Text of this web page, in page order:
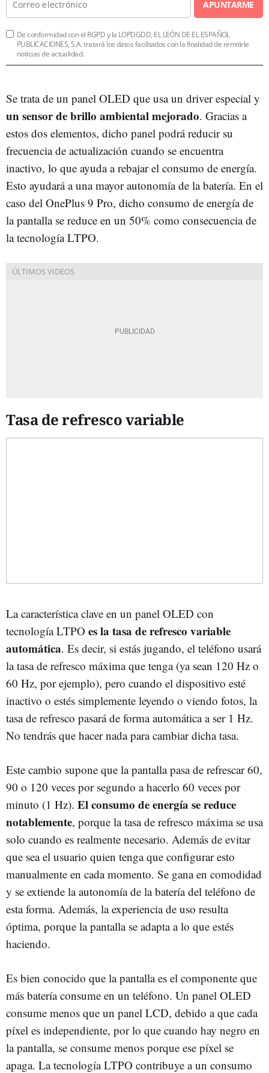
APUNTARME
De conformidad con el RGPD y la LOPDGDD, EL LEÓN DE EL ESPAÑOL
PUBLICACIONES, S.A. tratará los datos facilitados con la finalidad de remitirle
noticias de actualidad.
Se trata de un panel OLED que usa un driver especial y
un sensor de brillo ambiental mejorado. Gracias a
estos dos elementos, dicho panel podrá reducir su
frecuencia de actualización cuando se encuentra
inactivo, lo que ayuda a rebajar el consumo de energía.
Esto ayudará a una mayor autonomía de la batería. En el
caso del OnePlus 9 Pro, dicho consumo de energía de
la pantalla se reduce en un 50% como consecuencia de
la tecnología LTPO.
Tasa de refresco variable
La característica clave en un panel OLED con
tecnología LTPO es la tasa de refresco variable
automática. Es decir, si estás jugando, el teléfono usará
la tasa de refresco máxima que tenga (ya sean 120 Hz o
60 Hz, por ejemplo), pero cuando el dispositivo esté
inactivo o estés simplemente leyendo o viendo fotos, la
tasa de refresco pasará de forma automática a ser 1 Hz.
No tendrás que hacer nada para cambiar dicha tasa.
Este cambio supone que la pantalla pasa de refrescar 60,
90 o 120 veces por segundo a hacerlo 60 veces por
minuto (1 Hz). El consumo de energía se reduce
notablemente, porque la tasa de refresco máxima se usa
solo cuando es realmente necesario. Además de evitar
que sea el usuario quien tenga que configurar esto
manualmente en cada momento. Se gana en comodidad
y se extiende la autonomía de la batería del teléfono de
esta forma. Además, la experiencia de uso resulta
óptima, porque la pantalla se adapta a lo que estés
haciendo.
Es bien conocido que la pantalla es el componente que
más batería consume en un teléfono. Un panel OLED
consume menos que un panel LCD, debido a que cada
píxel es independiente, por lo que cuando hay negro en
la pantalla, se consume menos porque ese píxel se
apaga. La tecnología LTPO contribuye a un consumo